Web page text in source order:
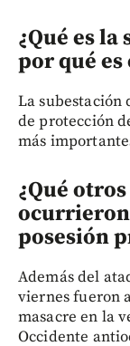
¿Qué es
por qué es
La subestación
de protección
más
¿Qué
posesión
Además del
viernes fueron
masacre en la
Occidente